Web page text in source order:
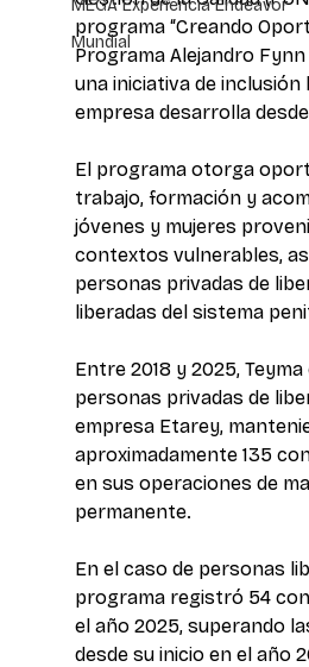
MEGA Experiencia Endeavor
Mundial
programa “Creando
Programa Alejandro Fynn
una iniciativa de inclusión
empresa desarrolla
El programa otorga
trabajo, formación y
jóvenes y mujeres
contextos vulnerables,
personas privadas de
liberadas del sistema
Entre 2018 y 2025,
personas privadas de
empresa Etarey,
aproximadamente 135
en sus operaciones de
permanente.
En el caso de personas
programa registró 54
el año 2025, superando
desde su inicio en el año